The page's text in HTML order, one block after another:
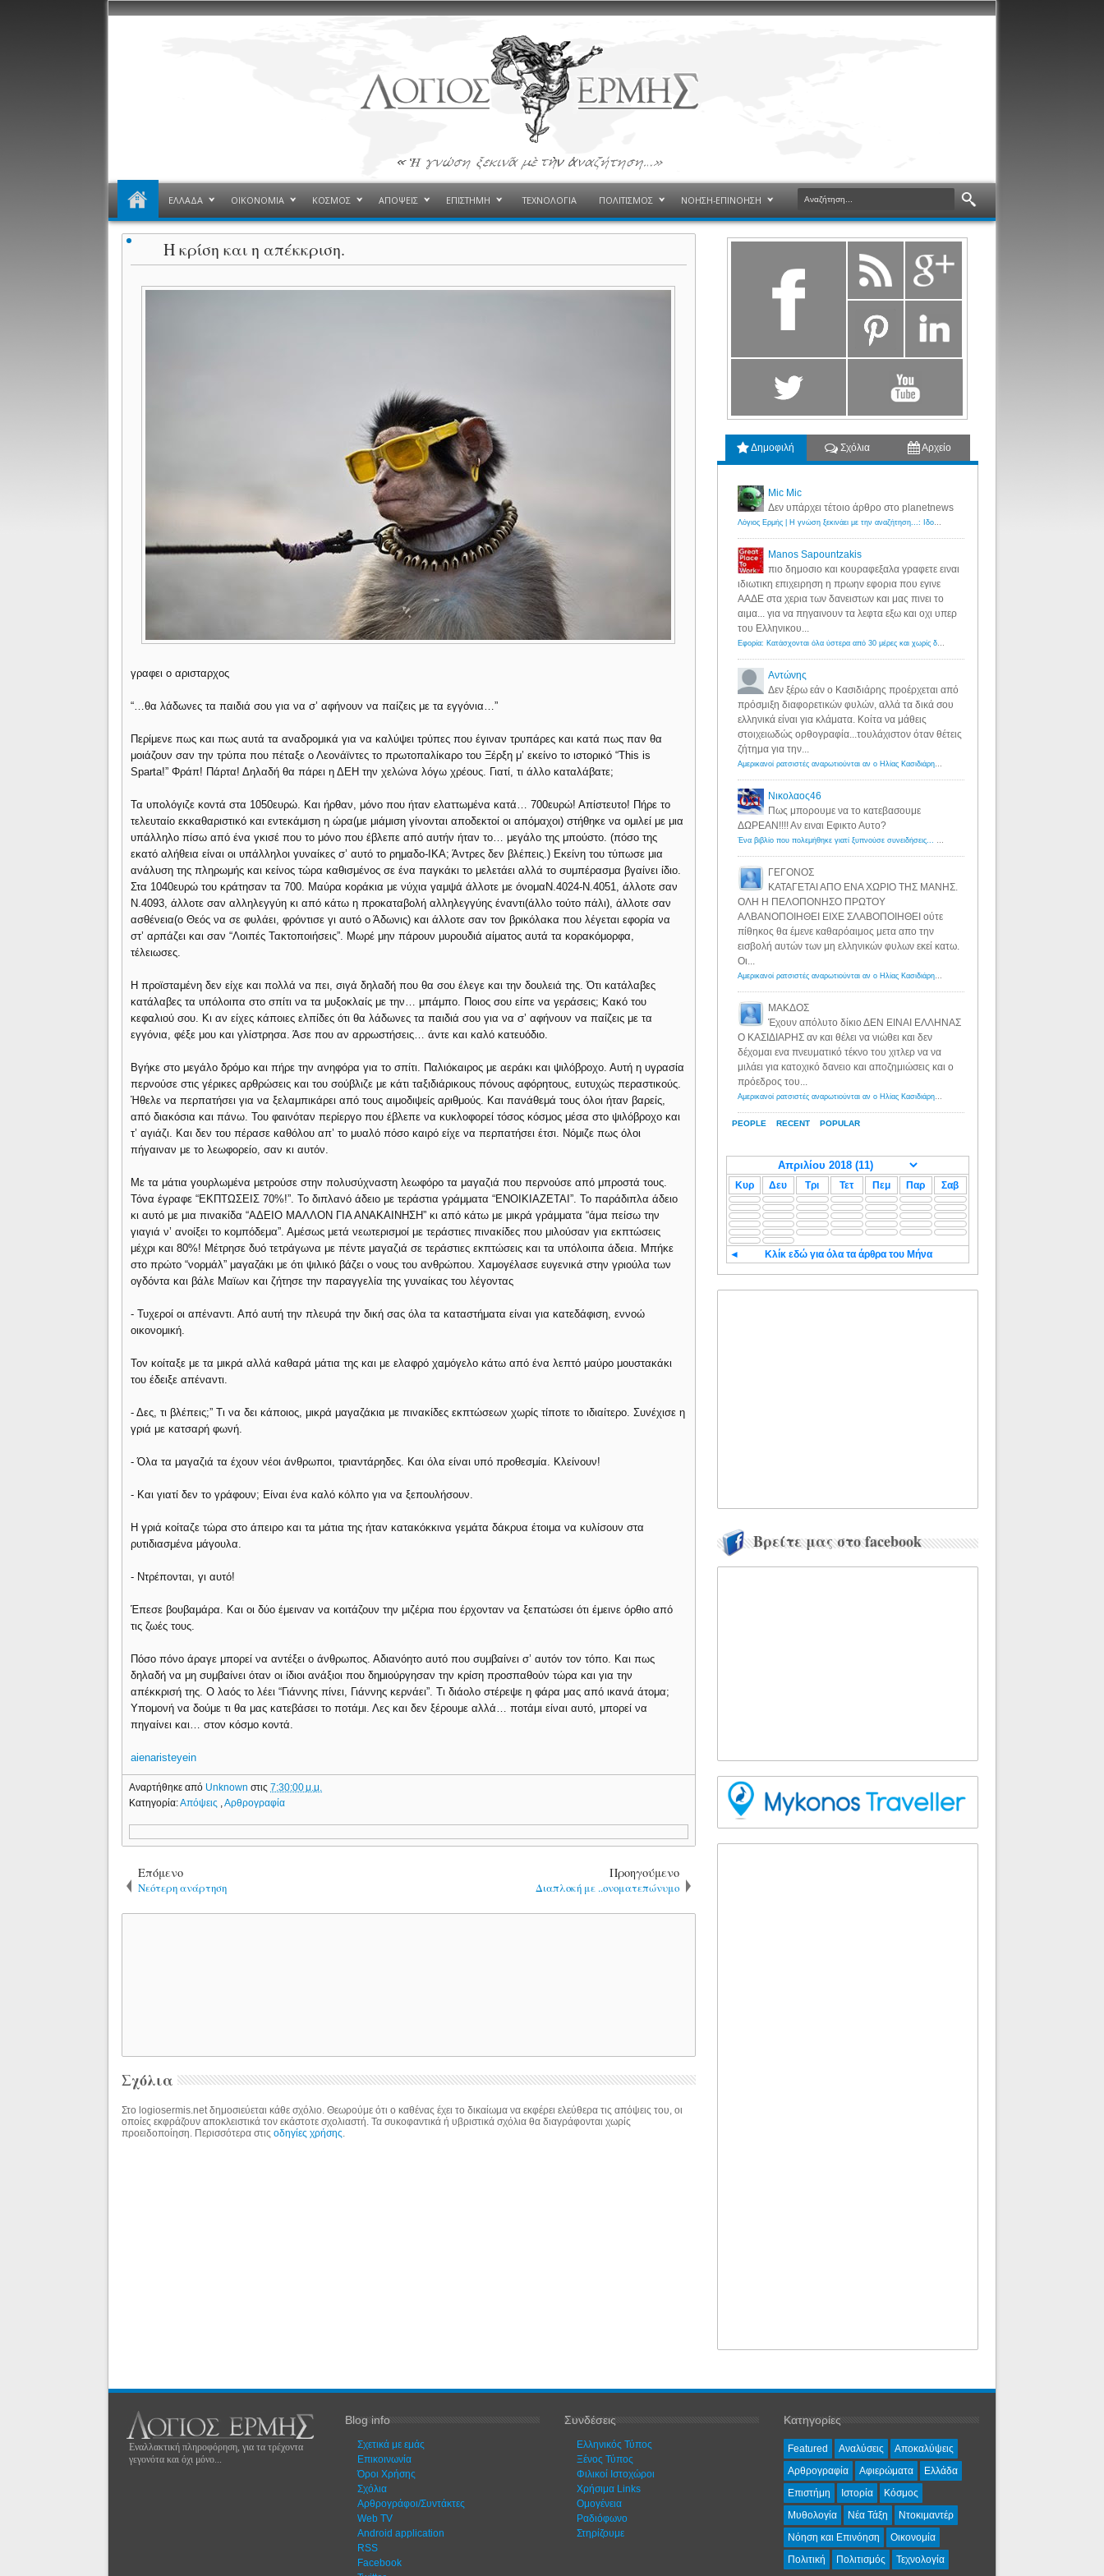
ΕΛΛΑΔΑ ΟΙΚΟΝΟΜΙΑ ΚΟΣΜΟΣ ΑΠΟΨΕΙΣ ΕΠΙΣΤΗΜΗ ΤΕΧΝΟΛΟΓΙΑ ΠΟΛΙΤΙΣΜΟΣ ΝΟΗΣΗ-ΕΠΙΝΟΗΣΗ
Η κρίση και η απέκκριση.
γραφει ο αρισταρχος
“…θα λάδωνες τα παιδιά σου για να σ’ αφήνουν να παίζεις με τα εγγόνια…”
Περίμενε πως και πως αυτά τα αναδρομικά για να καλύψει τρύπες που έγιναν τρυπάρες και κατά πως παν θα
μοιάζουν σαν την τρύπα που πέταξε ο Λεονάϊντες το πρωτοπαλίκαρο του Ξέρξη μ’ εκείνο το ιστορικό “This is
Sparta!” Φράπ! Πάρτα! Δηλαδή θα πάρει η ΔΕΗ την χελώνα λόγω χρέους. Γιατί, τι άλλο καταλάβατε;
Τα υπολόγιζε κοντά στα 1050ευρώ. Και ήρθαν, μόνο που ήταν ελαττωμένα κατά… 700ευρώ! Απίστευτο! Πήρε το
τελευταίο εκκαθαριστικό και εντεκάμιση η ώρα(με μιάμιση γίνονται αποδεκτοί οι απόμαχοι) στήθηκε να ομιλεί με μια
υπάλληλο πίσω από ένα γκισέ που το μόνο που έβλεπε από αυτήν ήταν το… μεγάλο της μπούστο. (πόσο της
εκατό αλήθεια είναι οι υπάλληλοι γυναίκες σ’ αυτό το ρημαδο-ΙΚΑ; Άντρες δεν βλέπεις.) Εκείνη του τύπωσε μια
ανάλυση της πληρωμής και κείνος τώρα καθισμένος σε ένα παγκάκι το μελετάει αλλά το συμπέρασμα βγαίνει ίδιο.
Στα 1040ευρώ του κράτησαν τα 700. Μαύρα κοράκια με νύχια γαμψά άλλοτε με όνομαΝ.4024-Ν.4051, άλλοτε σαν
Ν.4093, άλλοτε σαν αλληλεγγύη κι από κάτω η προκαταβολή αλληλεγγύης έναντι(άλλο τούτο πάλι), άλλοτε σαν
ασθένεια(ο Θεός να σε φυλάει, φρόντισε γι αυτό ο Άδωνις) και άλλοτε σαν τον βρικόλακα που λέγεται εφορία να
στ’ αρπάζει και σαν “Λοιπές Τακτοποιήσεις”. Μωρέ μην πάρουν μυρουδιά αίματος αυτά τα κορακόμορφα,
τέλειωσες.
Η προϊσταμένη δεν είχε και πολλά να πει, σιγά δηλαδή που θα σου έλεγε και την δουλειά της. Ότι κατάλαβες
κατάλαβες τα υπόλοιπα στο σπίτι να τα μυξοκλαίς με την… μπάμπο. Ποιος σου είπε να γεράσεις; Κακό του
κεφαλιού σου. Κι αν είχες κάποιες ελπίδες ότι θα λάδωνες τα παιδιά σου για να σ’ αφήνουν να παίζεις με τα
εγγόνια, φέξε μου και γλίστρησα. Άσε που αν αρρωστήσεις… άντε και καλό κατευόδιο.
Βγήκε στο μεγάλο δρόμο και πήρε την ανηφόρα για το σπίτι. Παλιόκαιρος με αεράκι και ψιλόβροχο. Αυτή η υγρασία
περνούσε στις γέρικες αρθρώσεις και του σούβλιζε με κάτι ταξιδιάρικους πόνους αφόρητους, ευτυχώς περαστικούς.
Ήθελε να περπατήσει για να ξελαμπικάρει από τους αιμοδιψείς αριθμούς. Και πανάθεμά τους όλοι ήταν βαρείς,
από διακόσια και πάνω. Του φαινόταν περίεργο που έβλεπε να κυκλοφορεί τόσος κόσμος μέσα στο ψιλόβροχο και
τ’ αγιάζι. Και δεν του πέρασε καθόλου απ’ το μυαλό πόσο καιρό είχε να περπατήσει έτσι. Νόμιζε πως όλοι
πήγαιναν με το λεωφορείο, σαν κι αυτόν.
Με τα μάτια γουρλωμένα μετρούσε στην πολυσύχναστη λεωφόρο τα μαγαζιά που περνούσε από μπροστά τους.
Τόνα έγραφε “ΕΚΠΤΩΣΕΙΣ 70%!”. Το διπλανό άδειο με τεράστια γράμματα “ΕΝΟΙΚΙΑΖΕΤΑΙ”. Το παράδιπλα άδειο
κι αυτό με μια πινακίδα “ΑΔΕΙΟ ΜΑΛΛΟΝ ΓΙΑ ΑΝΑΚΑΙΝΗΣΗ” κι από κάτω με μικρά γράμματα “άμα πείσω την
γιαγιά ν’ ανοίξει το κομπόδεμα”. Αμέσως μετά νεωτερισμοί με τεράστιες πινακίδες που μιλούσαν για εκπτώσεις
μέχρι και 80%! Μέτρησε δυό τετράγωνα με πέντε μαγαζιά σε τεράστιες εκπτώσεις και τα υπόλοιπα άδεια. Μπήκε
στο πρώτο “νορμάλ” μαγαζάκι με ότι ψιλικό βάζει ο νους του ανθρώπου. Χαμογέλασε ευγενικά στην γριούλα των
ογδόντα και βάλε Μαϊων και ζήτησε την παραγγελία της γυναίκας του λέγοντας
- Τυχεροί οι απέναντι. Από αυτή την πλευρά την δική σας όλα τα καταστήματα είναι για κατεδάφιση, εννοώ
οικονομική.
Τον κοίταξε με τα μικρά αλλά καθαρά μάτια της και με ελαφρό χαμόγελο κάτω από ένα λεπτό μαύρο μουστακάκι
του έδειξε απέναντι.
- Δες, τι βλέπεις;” Τι να δει κάποιος, μικρά μαγαζάκια με πινακίδες εκπτώσεων χωρίς τίποτε το ιδιαίτερο. Συνέχισε η
γριά με κατσαρή φωνή.
- Όλα τα μαγαζιά τα έχουν νέοι άνθρωποι, τριαντάρηδες. Και όλα είναι υπό προθεσμία. Κλείνουν!
- Και γιατί δεν το γράφουν; Είναι ένα καλό κόλπο για να ξεπουλήσουν.
Η γριά κοίταζε τώρα στο άπειρο και τα μάτια της ήταν κατακόκκινα γεμάτα δάκρυα έτοιμα να κυλίσουν στα
ρυτιδιασμένα μάγουλα.
- Ντρέπονται, γι αυτό!
Έπεσε βουβαμάρα. Και οι δύο έμειναν να κοιτάζουν την μιζέρια που έρχονταν να ξεπατώσει ότι έμεινε όρθιο από
τις ζωές τους.
Πόσο πόνο άραγε μπορεί να αντέξει ο άνθρωπος. Αδιανόητο αυτό που συμβαίνει σ’ αυτόν τον τόπο. Και πως
δηλαδή να μη συμβαίνει όταν οι ίδιοι ανάξιοι που δημιούργησαν την κρίση προσπαθούν τώρα και για την
απέκκρισή της. Ο λαός το λέει “Γιάννης πίνει, Γιάννης κερνάει”. Τι διάολο στέρεψε η φάρα μας από ικανά άτομα;
Υπομονή να δούμε τι θα μας κατεβάσει το ποτάμι. Λες και δεν ξέρουμε αλλά… ποτάμι είναι αυτό, μπορεί να
πηγαίνει και… στον κόσμο κοντά.
aienaristeyein
Αναρτήθηκε από Unknownστις7:30:00 μ.μ.
Κατηγορία:Απόψεις ,Αρθρογραφία
Επόμενο
Νεότερη ανάρτηση
Προηγούμενο
Διαπλοκή με ..ονοματεπώνυμο
Σχόλια
Στο logiosermis.net δημοσιεύεται κάθε σχόλιο. Θεωρούμε ότι ο καθένας έχει το δικαίωμα να εκφέρει ελεύθερα τις απόψεις του, οι
οποίες εκφράζουν αποκλειστικά τον εκάστοτε σχολιαστή. Τα συκοφαντικά ή υβριστικά σχόλια θα διαγράφονται χωρίς
προειδοποίηση. Περισσότερα στιςοδηγίες χρήσης
Δημοφιλή Σχόλια Αρχείο
PEOPLE RECENT POPULAR
Mic Mic
Δεν υπάρχει τέτοιο άρθρο στο planetnews
Λόγιος Ερμής | Η γνώση ξεκινάει με την αναζήτηση...: Ιδού οι 18 που χρωστούν 11 δις ευρώ!
Manos Sapountzakis
πιο δημοσιο και κουραφεξαλα γραφετε ειναι
ιδιωτικη επιχειρηση η πρωην εφορια που εγινε
ΑΑΔΕ στα χερια των δανειστων και μας πινει το
αιμα... για να πηγαινουν τα λεφτα εξω και οχι υπερ
του Ελληνικου...
Εφορία: Κατάσχονται όλα ύστερα από 30 μέρες και χωρίς δικαστικές αποφάσεις - Λόγιος Ερμής
Αντώνης
Δεν ξέρω εάν ο Κασιδιάρης προέρχεται από
πρόσμιξη διαφορετικών φυλών, αλλά τα δικά σου
ελληνικά είναι για κλάματα. Κοίτα να μάθεις
στοιχειωδώς ορθογραφία...τουλάχιστον όταν θέτεις
ζήτημα για την...
Αμερικανοί ρατσιστές αναρωτιούνται αν ο Ηλίας Κασιδιάρης ανήκει στη λευκή φυλή... - Λόγιος Ερμής
Νικολαος46
Πως μπορουμε να το κατεβασουμε
ΔΩΡΕΑΝ!!!! Αν ειναι Εφικτο Αυτο?
Ένα βιβλίο που πολεμήθηκε γιατί ξυπνούσε συνειδήσεις... - Λόγιος Ερμής | Η γνώση ξεκινάει με την αναζήτηση...
ΓΕΓΟΝΟΣ
ΚΑΤΑΓΕΤΑΙ ΑΠΟ ΕΝΑ ΧΩΡΙΟ ΤΗΣ ΜΑΝΗΣ.
ΟΛΗ Η ΠΕΛΟΠΟΝΗΣΟ ΠΡΩΤΟΥ
ΑΛΒΑΝΟΠΟΙΗΘΕΙ ΕΙΧΕ ΣΛΑΒΟΠΟΙΗΘΕΙ ούτε
πίθηκος θα έμενε καθαρόαιμος μετα απο την
εισβολή αυτών των μη ελληνικών φυλων εκεί κατω.
Οι...
Αμερικανοί ρατσιστές αναρωτιούνται αν ο Ηλίας Κασιδιάρης ανήκει στη λευκή φυλή... - Λόγιος Ερμής
ΜΑΚΔΟΣ
Έχουν απόλυτο δίκιο ΔΕΝ ΕΙΝΑΙ ΕΛΛΗΝΑΣ
Ο ΚΑΣΙΔΙΑΡΗΣ αν και θέλει να νιώθει και δεν
δέχομαι ενα πνευματικό τέκνο του χιτλερ να να
μιλάει για κατοχικό δανειο και αποζημιώσεις και ο
πρόεδρος του...
Αμερικανοί ρατσιστές αναρωτιούνται αν ο Ηλίας Κασιδιάρης ανήκει στη λευκή φυλή... - Λόγιος Ερμής
Κυρ Δευ Τρι Τετ Πεμ Παρ Σαβ
◄ Κλίκ εδώ για όλα τα άρθρα του Μήνα
Βρείτε μας στο facebook
Εναλλακτική πληροφόρηση, για τα τρέχοντα
γεγονότα και όχι μόνο...
Blog info
Σχετικά με εμάς
Eπικοινωνία
Όροι Χρήσης
Σχόλια
Αρθρογράφοι/Συντάκτες
Web TV
Android application
RSS
Facebook
Συνδέσεις
Ελληνικός Τύπος
Ξένος Τύπος
Φιλικοί Ιστοχώροι
Χρήσιμα Links
Ομογένεια
Ραδιόφωνο
Στηρίζουμε
Κατηγορίες
Featured Αναλύσεις
Αποκαλύψεις
Αρθρογραφία
Αφιερώματα
Ελλάδα
Επιστήμη
Ιστορία
Κόσμος
Μυθολογία
Νέα Τάξη
Ντοκιμαντέρ
Νόηση και Επινόηση
Οικονομία
Πολιτική
Πολιτισμός Τεχνολογία